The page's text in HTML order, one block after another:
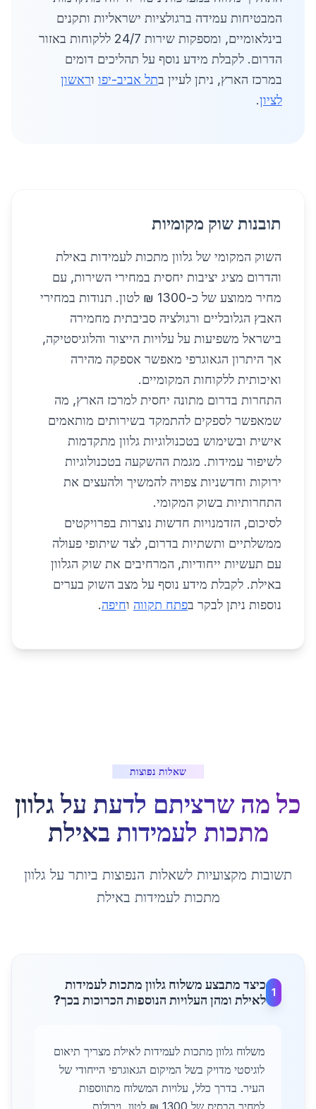
המבטיחות עמידה ברגולציות ישראליות ותקנים
בינלאומיים, ומספקות שירות 24/7 ללקוחות באזור
הדרום. לקבלת מידע נוסף על תהליכים דומים
במרכז הארץ, ניתן לעיין בתל אביב-יפו וראשון
לציון.
תובנות שוק מקומיות
השוק המקומי של גלוון מתכות לעמידות באילת
והדרום מציג יציבות יחסית במחירי השירות, עם
מחיר ממוצע של כ-1300 ₪ לטון. תנודות במחירי
האבץ הגלובליים ורגולציה סביבתית מחמירה
בישראל משפיעות על עלויות הייצור והלוגיסטיקה,
אך היתרון הגאוגרפי מאפשר אספקה מהירה
ואיכותית ללקוחות המקומיים.
התחרות בדרום מתונה יחסית למרכז הארץ, מה
שמאפשר לספקים להתמקד בשירותים מותאמים
אישית ובשימוש בטכנולוגיות גלוון מתקדמות
לשיפור עמידות. מגמת ההשקעה בטכנולוגיות
ירוקות וחדשניות צפויה להמשיך ולהעצים את
התחרותיות בשוק המקומי.
לסיכום, הזדמנויות חדשות נוצרות בפרויקטים
ממשלתיים ותשתיות בדרום, לצד שיתופי פעולה
עם תעשיות ייחודיות, המרחיבים את שוק הגלוון
באילת. לקבלת מידע נוסף על מצב השוק בערים
נוספות ניתן לבקר בפתח תקווה וחיפה.
שאלות נפוצות
כל מה שרציתם לדעת על גלוון
מתכות לעמידות באילת
תשובות מקצועיות לשאלות הנפוצות ביותר על גלוון
מתכות לעמידות באילת
1
כיצד מתבצע משלוח גלוון מתכות לעמידות
לאילת ומהן העלויות הנוספות הכרוכות בכך?
משלוח גלוון מתכות לעמידות לאילת מצריך תיאום
לוגיסטי מדויק בשל המיקום הגאוגרפי הייחודי של
העיר. בדרך כלל, עלויות המשלוח מתווספות
למחיר הבסיס של 1300 ₪ לטון, ויכולות